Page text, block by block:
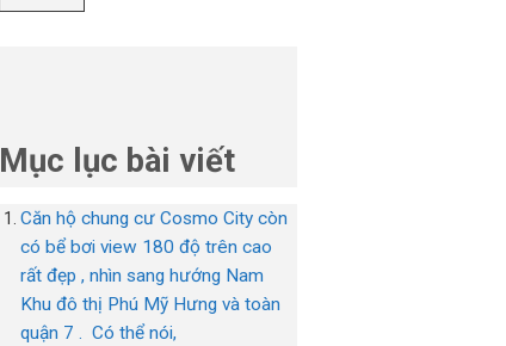
Mục lục bài viết
Căn hộ chung cư Cosmo City còn
có bể bơi view 180 độ trên cao
rất đẹp , nhìn sang hướng Nam
Khu đô thị Phú Mỹ Hưng và toàn
quận 7 . Có thể nói,